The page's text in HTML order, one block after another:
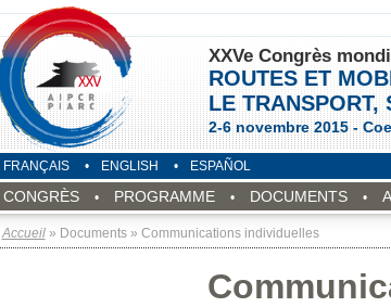
XXVe Congrès
ROUTES ET
LE TRANSPORT,
2-6 novembre 2015 -
FRANÇAIS ENGLISH ESPAÑOL
CONGRÈS
PROGRAMME DOCUMENTS
Accueil» Documents » Communications individuelles